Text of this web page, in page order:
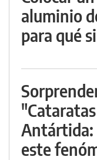
aluminio
para qué
Antártida:
este